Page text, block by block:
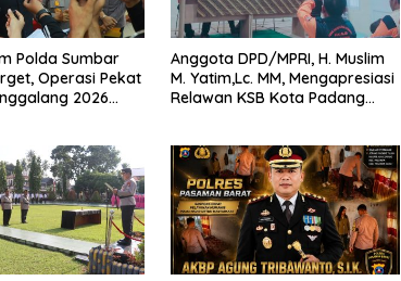
Polda Sumbar
Operasi Pekat
2026
Anggota DPD/MPRI, H. Muslim
M. Yatim,Lc. MM, Mengapresiasi
Relawan KSB Kota Padang